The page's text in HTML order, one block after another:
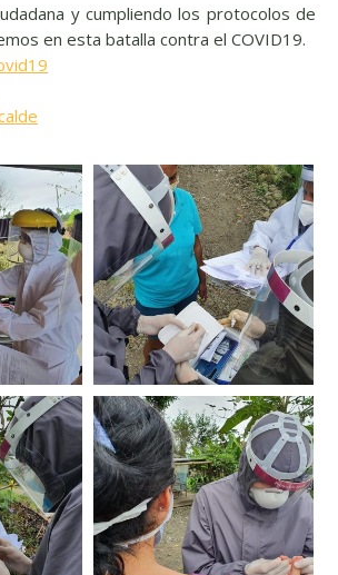
y cumpliendo los protocolos de
en esta batalla contra el COVID19.